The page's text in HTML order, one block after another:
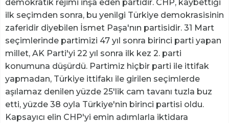
demokratik rejimi inşa eden partidir. CHP, kaybettiği
ilk seçimden sonra, bu yenilgi Türkiye demokrasisinin
zaferidir diyebilen İsmet Paşa'nın partisidir. 31 Mart
seçimlerinde partimizi 47 yıl sonra birinci parti yapan
millet, AK Parti'yi 22 yıl sonra ilk kez 2. parti
konumuna düşürdü. Partimiz hiçbir parti ile ittifak
yapmadan, Türkiye ittifakı ile girilen seçimlerde
aşılamaz denilen yüzde 25'lik cam tavanı tuzla buz
etti, yüzde 38 oyla Türkiye'nin birinci partisi oldu.
Kapsayıcı elin CHP'yi emin adımlarla iktidara